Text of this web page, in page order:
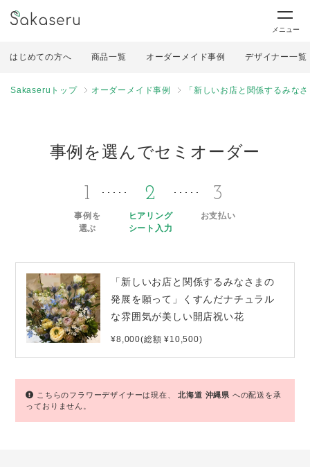
メニュー
はじめての方へ 商品一覧 オーダーメイド事例 デザイナー一覧
Sakaseruトップ オーダーメイド事例 「新しいお店と関係するみな
事例を選んでセミオーダー
1
事例を
選ぶ
2
ヒアリング
シート入力
3
お支払い
「新しいお店と関係するみなさまの
発展を願って」くすんだナチュラル
な雰囲気が美しい開店祝い花
¥8,000(総額 ¥10,500)
こちらのフラワーデザイナーは現在、北海道 沖縄県 への配送を承
っておりません。